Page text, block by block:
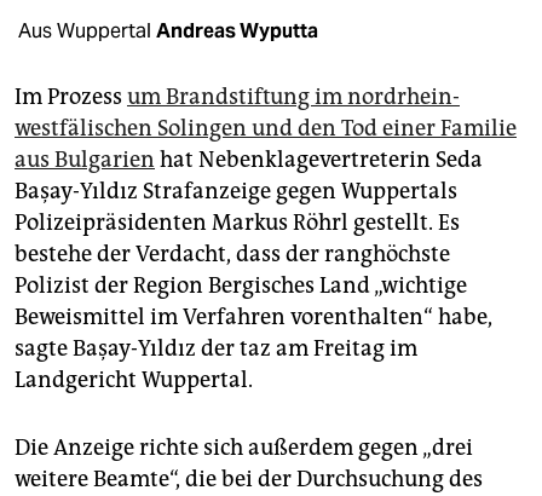
fragen & hilfe
abo
genossenschaft
epaper login
Aus Wuppertal Andreas Wyputta
Im Prozess um Brandstiftung im nordrhein-
westfälischen Solingen und den Tod einer Familie
aus Bulgarien hat Nebenklagevertreterin Seda
Başay-Yıldız Strafanzeige gegen Wuppertals
Polizeipräsidenten Markus Röhrl gestellt. Es
bestehe der Verdacht, dass der ranghöchste
Polizist der Region Bergisches Land „wichtige
Beweismittel im Verfahren vorenthalten“ habe,
sagte Başay-Yıldız der taz am Freitag im
Landgericht Wuppertal.
Die Anzeige richte sich außerdem gegen „drei
weitere Beamte“, die bei der Durchsuchung des